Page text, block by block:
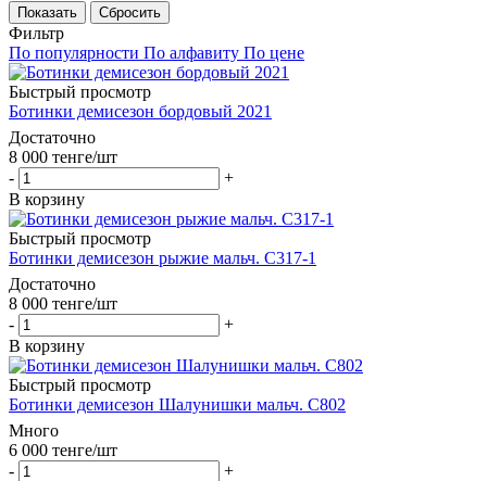
Сбросить
Фильтр
По популярности По алфавиту По цене
Быстрый просмотр
Ботинки демисезон бордовый 2021
Достаточно
8 000 тенге/шт
-
+
В корзину
Быстрый просмотр
Ботинки демисезон рыжие мальч. C317-1
Достаточно
8 000 тенге/шт
-
+
В корзину
Быстрый просмотр
Ботинки демисезон Шалунишки мальч. C802
Много
6 000 тенге/шт
-
+